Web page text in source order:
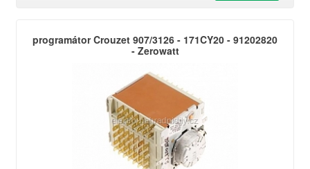
programátor Crouzet 907/3126 - 171CY20 - 91202820
- Zerowatt